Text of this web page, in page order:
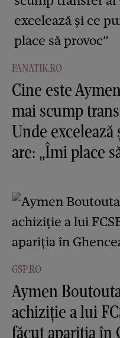
FANATIK.RO
Cine este
mai scump
Unde
are: „Îmi place
GSP.RO
Aymen
achiziție a lui
făcut apariția în